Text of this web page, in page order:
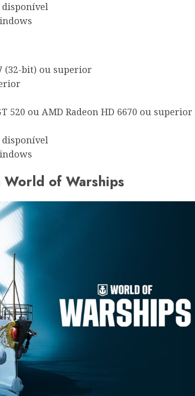
disponível
(32-bit) ou superior
520 ou AMD Radeon HD 6670 ou superior
disponível
of Warships